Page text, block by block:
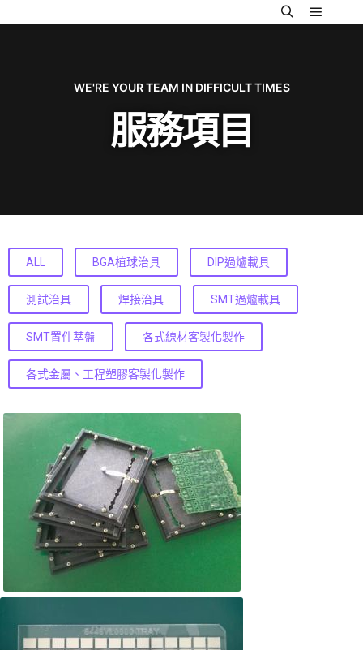
WE'RE YOUR TEAM IN DIFFICULT TIMES
服務項目
ALL BGA植球治具 DIP過爐載具
測試治具 焊接治具 SMT過爐載具
SMT置件萃盤 各式線材客製化製作
各式金屬、工程塑膠客製化製作